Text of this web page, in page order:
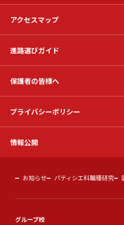
アクセスマップ
進路選びガイド
保護者の皆様へ
プライバシーポリシー
情報公開
お知らせ パティシエ科職種研究
グループ校